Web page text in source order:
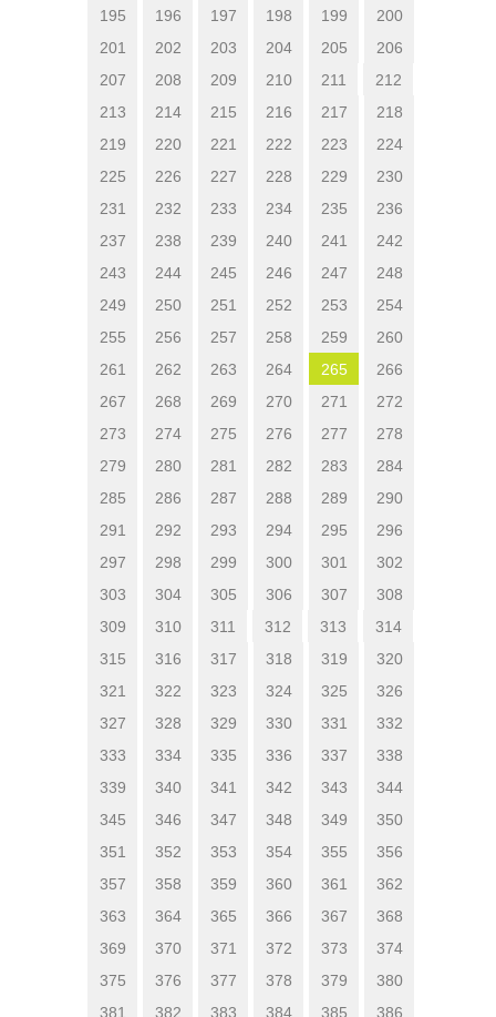
195
196 197 198 199
200
201
202 203 204 205
206
207
208 209 210 211
212
213
214 215 216 217
218
219
220 221 222 223
224
225
226 227 228 229
230
231
232 233 234 235
236
237
238 239 240 241
242
243
244 245 246 247
248
249
250 251 252 253
254
255
256 257 258 259
260
261
262 263 264 265
266
267
268 269 270 271
272
273
274 275 276 277
278
279
280 281 282 283
284
285
286 287 288 289
290
291
292 293 294 295
296
297
298 299 300 301
302
303
304 305 306 307
308
309
310 311 312 313
314
315
316 317 318 319
320
321
322 323 324 325
326
327
328 329 330 331
332
333
334 335 336 337
338
339
340 341 342 343
344
345
346 347 348 349
350
351
352 353 354 355
356
357
358 359 360 361
362
363
364 365 366 367
368
369
370 371 372 373
374
375
376 377 378 379
380
381
382 383 384 385 386